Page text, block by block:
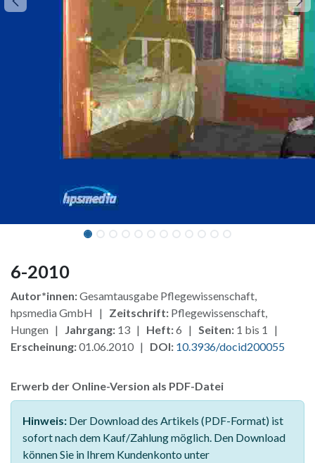
6-2010
Autor*innen:Gesamtausgabe Pflegewissenschaft,
hpsmedia GmbH | Zeitschrift: Pflegewissenschaft,
Hungen | Jahrgang: 13 | Heft:6 | Seiten: 1 bis 1 |
Erscheinung:01.06.2010 | DOI: 10.3936/docid200055
Erwerb der Online-Version als PDF-Datei
Hinweis: Der Download des Artikels (PDF-Format) ist
sofort nach dem Kauf/Zahlung möglich. Den Download
können Sie in Ihrem Kundenkonto unter